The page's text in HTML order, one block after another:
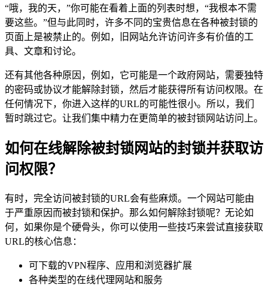
“哦，我的天，”你可能在看着上面的列表时想，“我根本不需
要这些。”但与此同时，许多不同的宝贵信息在各种被封锁的
页面上是被禁止的。例如，旧网站允许访问许多有价值的工
具、文章和讨论。
还有其他各种原因，例如，它可能是一个政府网站，需要独特
的密码或协议才能解除封锁，然后才能获得所有访问权限。在
任何情况下，你进入这样的URL的可能性很小。所以，我们
暂时跳过它。让我们集中精力在更简单的被封锁网站访问上。
如何在线解除被封锁网站的封锁并获取访
问权限？
有时，完全访问被封锁的URL会有些麻烦。一个网站可能由
于严重原因而被封锁和保护。那么如何解除封锁呢？无论如
何，如果你是个硬骨头，你可以使用一些技巧来尝试直接获取
URL的核心信息：
可下载的VPN程序、应用和浏览器扩展
各种类型的在线代理网站和服务